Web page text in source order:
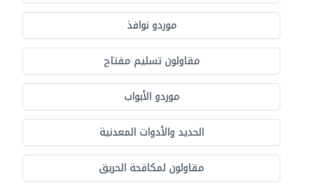
موردو نوافذ
مقاولون تسليم مفتاح
موردو الأبواب
الحديد والأدوات المعدنية
مقاولون لمكافحة الحريق